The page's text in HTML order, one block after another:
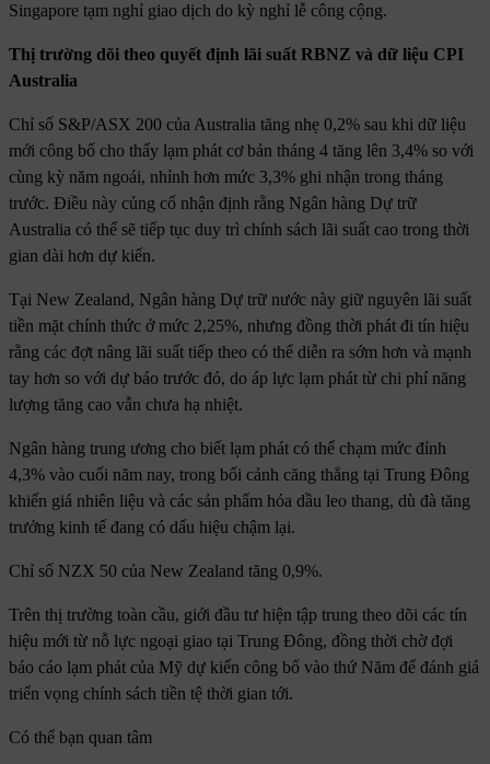
Singapore tạm nghỉ giao dịch do kỳ nghỉ lễ công cộng.
Thị trường dõi theo quyết định lãi suất RBNZ và dữ liệu CPI
Australia
Chỉ số S&P/ASX 200 của Australia tăng nhẹ 0,2% sau khi dữ liệu
mới công bố cho thấy lạm phát cơ bản tháng 4 tăng lên 3,4% so với
cùng kỳ năm ngoái, nhỉnh hơn mức 3,3% ghi nhận trong tháng
trước. Điều này củng cố nhận định rằng Ngân hàng Dự trữ
Australia có thể sẽ tiếp tục duy trì chính sách lãi suất cao trong thời
gian dài hơn dự kiến.
Tại New Zealand, Ngân hàng Dự trữ nước này giữ nguyên lãi suất
tiền mặt chính thức ở mức 2,25%, nhưng đồng thời phát đi tín hiệu
rằng các đợt nâng lãi suất tiếp theo có thể diễn ra sớm hơn và mạnh
tay hơn so với dự báo trước đó, do áp lực lạm phát từ chi phí năng
lượng tăng cao vẫn chưa hạ nhiệt.
Ngân hàng trung ương cho biết lạm phát có thể chạm mức đỉnh
4,3% vào cuối năm nay, trong bối cảnh căng thẳng tại Trung Đông
khiến giá nhiên liệu và các sản phẩm hóa dầu leo thang, dù đà tăng
trưởng kinh tế đang có dấu hiệu chậm lại.
Chỉ số NZX 50 của New Zealand tăng 0,9%.
Trên thị trường toàn cầu, giới đầu tư hiện tập trung theo dõi các tín
hiệu mới từ nỗ lực ngoại giao tại Trung Đông, đồng thời chờ đợi
báo cáo lạm phát của Mỹ dự kiến công bố vào thứ Năm để đánh giá
triển vọng chính sách tiền tệ thời gian tới.
Có thể bạn quan tâm